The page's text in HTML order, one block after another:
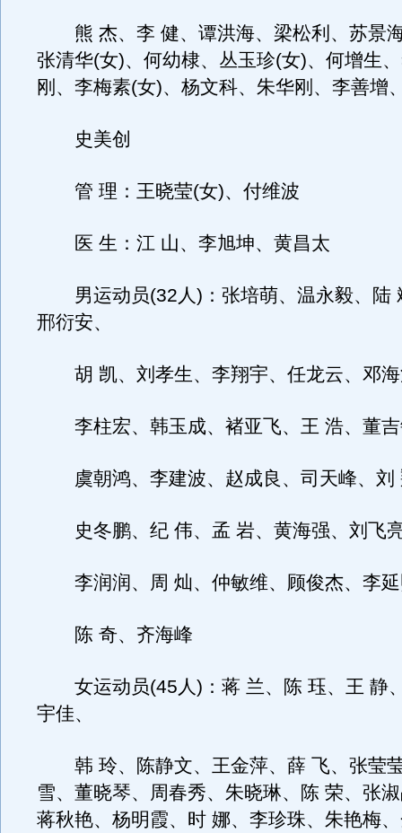
熊 杰、李 健、谭洪海、梁松利、苏景
张清华(女)、何幼棣、丛玉珍(女)、何增生
刚、李梅素(女)、杨文科、朱华刚、李善增
史美创
管 理：王晓莹(女)、付维波
医 生：江 山、李旭坤、黄昌太
男运动员(32人)：张培萌、温永毅、陆
邢衍安、
胡 凯、刘孝生、李翔宇、任龙云、邓海
李柱宏、韩玉成、褚亚飞、王 浩、董吉
虞朝鸿、李建波、赵成良、司天峰、刘
史冬鹏、纪 伟、孟 岩、黄海强、刘飞
李润润、周 灿、仲敏维、顾俊杰、李延
陈 奇、齐海峰
女运动员(45人)：蒋 兰、陈 珏、王 静
宇佳、
韩 玲、陈静文、王金萍、薛 飞、张莹
雪、董晓琴、周春秀、朱晓琳、陈 荣、张
蒋秋艳、杨明霞、时 娜、李珍珠、朱艳梅